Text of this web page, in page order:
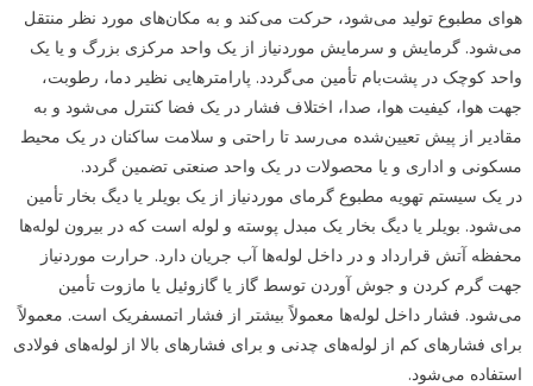
هوای مطبوع تولید می‌شود، حرکت می‌کند و به مکان‌های مورد نظر منتقل
می‌شود. گرمایش و سرمایش موردنیاز از یک واحد مرکزی بزرگ و یا یک
واحد کوچک در پشت‌بام تأمین می‌گردد. پارامترهایی نظیر دما، رطوبت،
جهت هوا، کیفیت هوا، صدا، اختلاف فشار در یک فضا کنترل می‌شود و به
مقادیر از پیش تعیین‌شده می‌رسد تا راحتی و سلامت ساکنان در یک محیط
مسکونی و اداری و یا محصولات در یک واحد صنعتی تضمین گردد.
در یک سیستم تهویه مطبوع گرمای موردنیاز از یک بویلر یا دیگ بخار تأمین
می‌شود. بویلر یا دیگ بخار یک مبدل پوسته و لوله است که در بیرون لوله‌ها
محفظه آتش قرارداد و در داخل لوله‌ها آب جریان دارد. حرارت موردنیاز
جهت گرم کردن و جوش آوردن توسط گاز یا گازوئیل یا مازوت تأمین
می‌شود. فشار داخل لوله‌ها معمولاً بیشتر از فشار اتمسفریک است. معمولاً
برای فشارهای کم از لوله‌های چدنی و برای فشارهای بالا از لوله‌های فولادی
استفاده می‌شود.